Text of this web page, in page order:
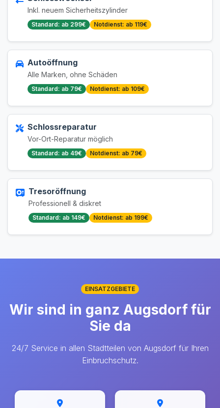
Inkl. neuem Sicherheitszylinder
Standard: ab 299€ Notdienst: ab 119€
Autoöffnung
Alle Marken, ohne Schäden
Standard: ab 79€ Notdienst: ab 109€
Schlossreparatur
Vor-Ort-Reparatur möglich
Standard: ab 49€ Notdienst: ab 79€
Tresoröffnung
Professionell & diskret
Standard: ab 149€ Notdienst: ab 199€
EINSATZGEBIETE
Wir sind in ganz Augsdorf für
Sie da
24/7 Service in allen Stadtteilen von Augsdorf für Ihren
Einbruchschutz.